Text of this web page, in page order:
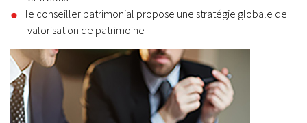
le conseiller patrimonial propose une stratégie globale de
valorisation de patrimoine